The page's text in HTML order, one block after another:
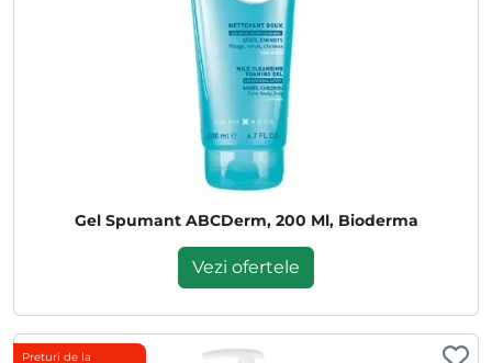
Gel Spumant ABCDerm, 200 Ml, Bioderma
Vezi ofertele
Preturi de la